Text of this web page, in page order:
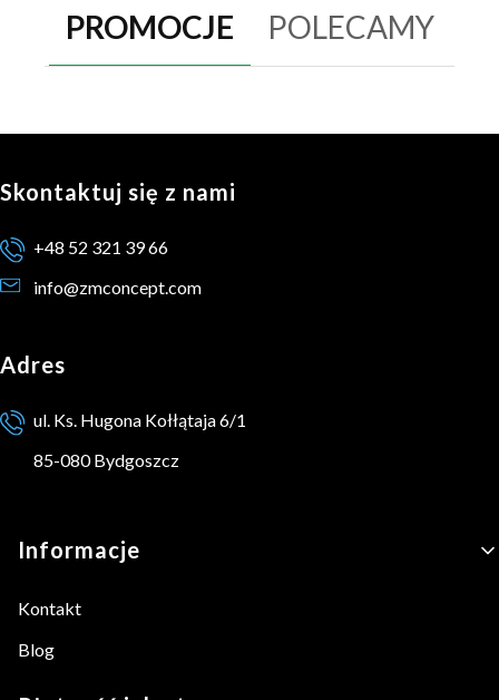
PROMOCJE POLECAMY
Skontaktuj się z nami
+48 52 321 39 66
info@zmconcept.com
Adres
ul. Ks. Hugona Kołłątaja 6/1
85-080 Bydgoszcz
Linki w stopce
Informacje
Kontakt
Blog